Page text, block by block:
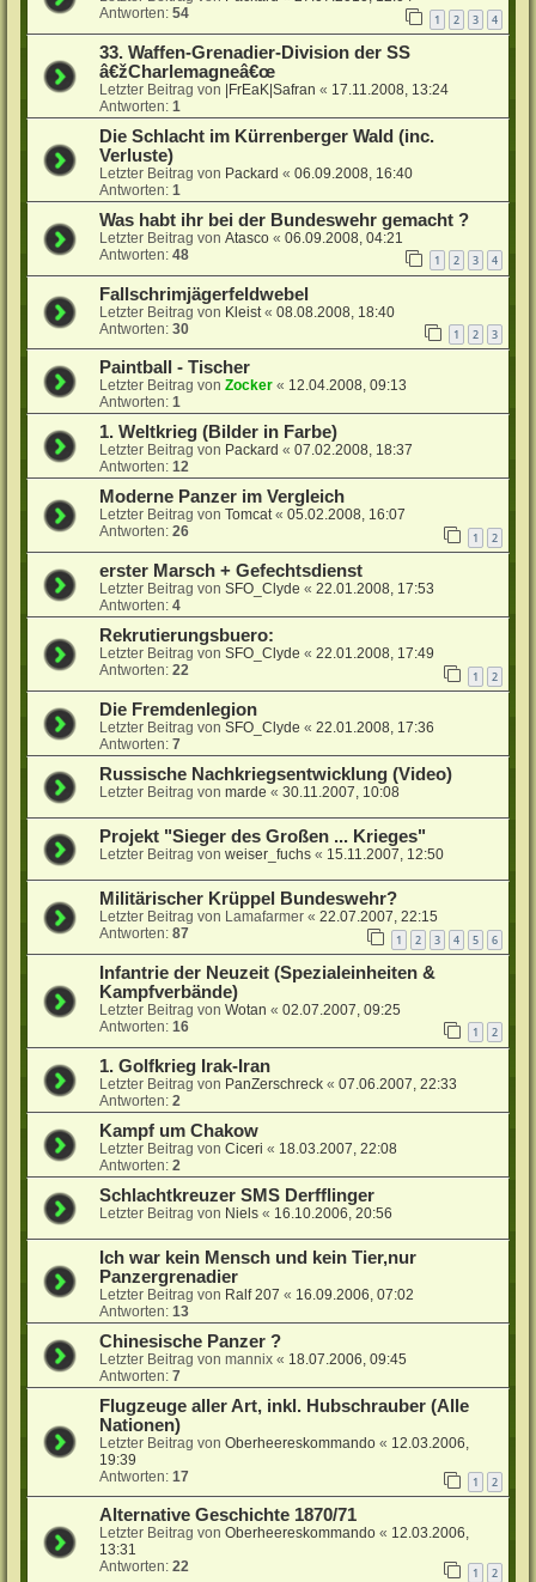
Antworten:54 1 2 3 4
33. Waffen-Grenadier-Division der SS
â€žCharlemagneâ€œ
Letzter Beitrag von |FrEaK|Safran « 17.11.2008, 13:24
Antworten:1
Die Schlacht im Kürrenberger Wald (inc.
Verluste)
Letzter Beitrag von Packard «06.09.2008, 16:40
Antworten:1
Was habt ihr bei der Bundeswehr gemacht ?
Letzter Beitrag vonAtasco «06.09.2008, 04:21
Antworten:48 1 2 3 4
Fallschrimjägerfeldwebel
Letzter Beitrag von Kleist «08.08.2008, 18:40
Antworten:30 1 2 3
Paintball - Tischer
Letzter Beitrag vonZocker « 12.04.2008, 09:13
Antworten:1
1. Weltkrieg (Bilder in Farbe)
Letzter Beitrag von Packard «07.02.2008, 18:37
Antworten:12
Moderne Panzer im Vergleich
Letzter Beitrag vonTomcat«05.02.2008, 16:07
Antworten:26 1 2
erster Marsch + Gefechtsdienst
Letzter Beitrag vonSFO_Clyde «22.01.2008, 17:53
Antworten:4
Rekrutierungsbuero:
Letzter Beitrag vonSFO_Clyde «22.01.2008, 17:49
Antworten:22 1 2
Die Fremdenlegion
Letzter Beitrag vonSFO_Clyde «22.01.2008, 17:36
Antworten:7
Russische Nachkriegsentwicklung (Video)
Letzter Beitrag vonmarde «30.11.2007, 10:08
Projekt "Sieger des Großen ... Krieges"
Letzter Beitrag vonweiser_fuchs « 15.11.2007, 12:50
Militärischer Krüppel Bundeswehr?
Letzter Beitrag von Lamafarmer «22.07.2007, 22:15
Antworten:87 1 2 3 4 5 6
Infantrie der Neuzeit (Spezialeinheiten &
Kampfverbände)
Letzter Beitrag vonWotan «02.07.2007, 09:25
Antworten:16 1 2
1. Golfkrieg Irak-Iran
Letzter Beitrag von PanZerschreck «07.06.2007, 22:33
Antworten:2
Kampf um Chakow
Letzter Beitrag vonCiceri « 18.03.2007, 22:08
Antworten:2
Schlachtkreuzer SMS Derfflinger
Letzter Beitrag von Niels « 16.10.2006, 20:56
Ich war kein Mensch und kein Tier,nur
Panzergrenadier
Letzter Beitrag von Ralf 207 « 16.09.2006, 07:02
Antworten:13
Chinesische Panzer ?
Letzter Beitrag vonmannix « 18.07.2006, 09:45
Antworten:7
Flugzeuge aller Art, inkl. Hubschrauber (Alle
Nationen)
Letzter Beitrag vonOberheereskommando « 12.03.2006,
19:39
Antworten:17 1 2
Alternative Geschichte 1870/71
Letzter Beitrag vonOberheereskommando « 12.03.2006,
13:31
Antworten:22 1 2